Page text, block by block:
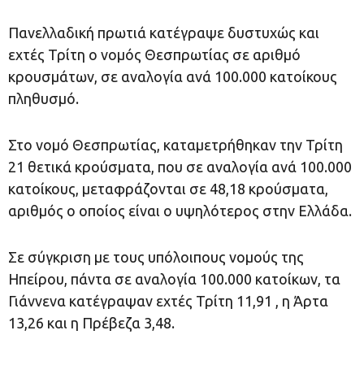
Πανελλαδική πρωτιά κατέγραψε δυστυχώς και
εχτές Τρίτη ο νομός Θεσπρωτίας σε αριθμό
κρουσμάτων, σε αναλογία ανά 100.000 κατοίκους
πληθυσμό.
Στο νομό Θεσπρωτίας, καταμετρήθηκαν την Τρίτη
21 θετικά κρούσματα, που σε αναλογία ανά 100.000
κατοίκους, μεταφράζονται σε 48,18 κρούσματα,
αριθμός ο οποίος είναι ο υψηλότερος στην Ελλάδα.
Σε σύγκριση με τους υπόλοιπους νομούς της
Ηπείρου, πάντα σε αναλογία 100.000 κατοίκων, τα
Γιάννενα κατέγραψαν εχτές Τρίτη 11,91 , η Άρτα
13,26 και η Πρέβεζα 3,48.